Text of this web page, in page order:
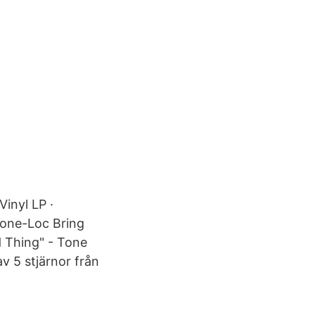
LP ·
Loc Bring
Thing" - Tone
5 stjärnor från